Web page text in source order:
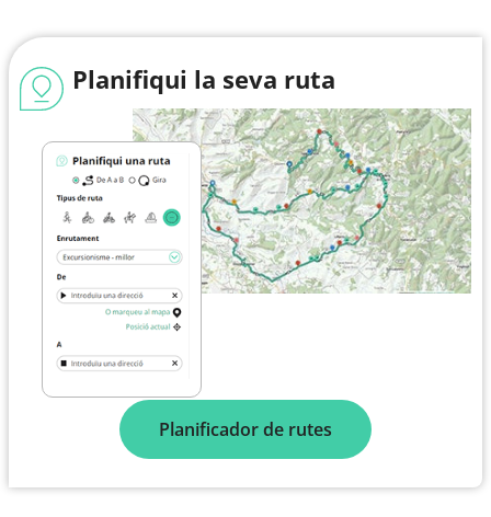
Planifiqui la seva ruta
Planificador de rutes